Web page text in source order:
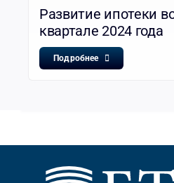
Развитие ипотеки
квартале 2024 года
Подробнее